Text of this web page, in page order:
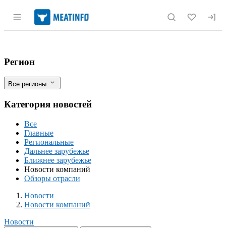
Раздел навигации по сайту
Bunge Loders Croklaan начал
Фильтры
Регион
Все регионы
Категория новостей
Все
Главные
Региональные
Дальнее зарубежье
Ближнее зарубежье
Новости компаний
Обзоры отрасли
Новости
Разделы
Новости
Новости компаний
Новости